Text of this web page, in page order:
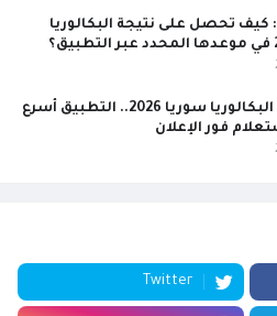
كيف تحصل على نتيجة البكالوريا
موعد نتائج البكالوريا سوريا 2026.. التطبيق أسرع
فور الإعلان
Twitter